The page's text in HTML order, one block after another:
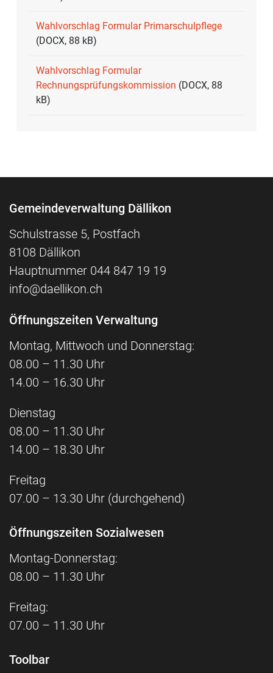
Wahlvorschlag Formular Primarschulpflege
(DOCX, 88 kB)
Wahlvorschlag Formular
Rechnungsprüfungskommission (DOCX, 88
kB)
Gemeindeverwaltung Dällikon
Schulstrasse 5, Postfach
8108 Dällikon
Hauptnummer 044 847 19 19
info@daellikon.ch
Öffnungszeiten Verwaltung
Montag, Mittwoch und Donnerstag:
08.00 – 11.30 Uhr
14.00 – 16.30 Uhr
Dienstag
08.00 – 11.30 Uhr
14.00 – 18.30 Uhr
Freitag
07.00 – 13.30 Uhr (durchgehend)
Öffnungszeiten Sozialwesen
Montag-Donnerstag:
08.00 – 11.30 Uhr
Freitag:
07.00 – 11.30 Uhr
Toolbar